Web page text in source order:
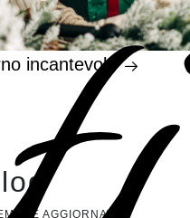
incantevole
AGGIORNATO!